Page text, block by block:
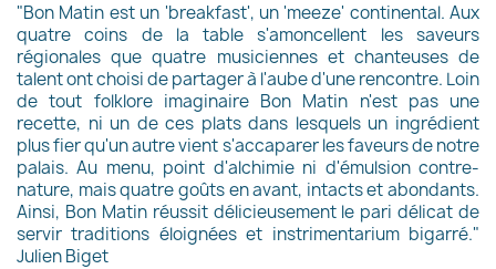
"Bon Matin est un 'breakfast', un 'meeze' continental. Aux
quatre coins de la table s'amoncellent les saveurs
régionales que quatre musiciennes et chanteuses de
talent ont choisi de partager à l'aube d'une rencontre. Loin
de tout folklore imaginaire Bon Matin n'est pas une
recette, ni un de ces plats dans lesquels un ingrédient
plus fier qu'un autre vient s'accaparer les faveurs de notre
palais. Au menu, point d'alchimie ni d'émulsion contre-
nature, mais quatre goûts en avant, intacts et abondants.
Ainsi, Bon Matin réussit délicieusement le pari délicat de
servir traditions éloignées et instrimentarium bigarré."
Julien Biget